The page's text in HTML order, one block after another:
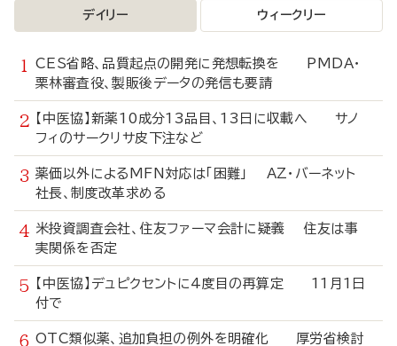
デイリー ウィークリー
CES省略、品質起点の開発に発想転換を PMDA・
栗林審査役、製販後データの発信も要請
【中医協】新薬10成分13品目、13日に収載へ サノ
フィのサークリサ皮下注など
薬価以外によるMFN対応は「困難」 AZ・バーネット
社長、制度改革求める
米投資調査会社、住友ファーマ会計に疑義 住友は事
実関係を否定
【中医協】デュピクセントに4度目の再算定 11月1日
付で
OTC類似薬、追加負担の例外を明確化 厚労省検討